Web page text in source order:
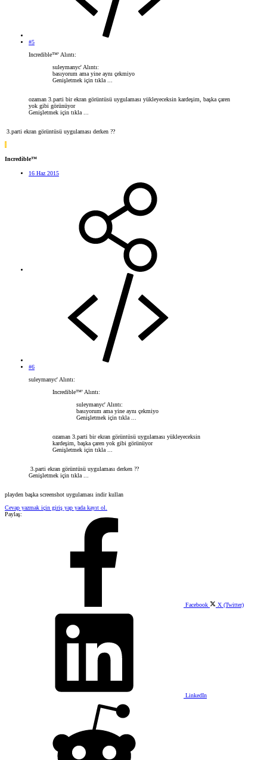
#5
Incredible™' Alıntı:
suleymanyc' Alıntı:
basıyorum ama yine aynı çekmiyo
Genişletmek için tıkla ...
ozaman 3.parti bir ekran görüntüsü uygulaması yükleyeceksin kardeşim, başka çaren
yok gibi görünüyor
Genişletmek için tıkla ...
3.parti ekran görüntüsü uygulaması derken ??
I
Incredible™
16 Haz 2015
#6
suleymanyc' Alıntı:
Incredible™' Alıntı:
suleymanyc' Alıntı:
basıyorum ama yine aynı çekmiyo
Genişletmek için tıkla ...
ozaman 3.parti bir ekran görüntüsü uygulaması yükleyeceksin
kardeşim, başka çaren yok gibi görünüyor
Genişletmek için tıkla ...
3.parti ekran görüntüsü uygulaması derken ??
Genişletmek için tıkla ...
playden başka screenshot uygulaması indir kullan
Cevap yazmak için giriş yap yada kayıt ol.
Paylaş:
Facebook X (Twitter)
LinkedIn